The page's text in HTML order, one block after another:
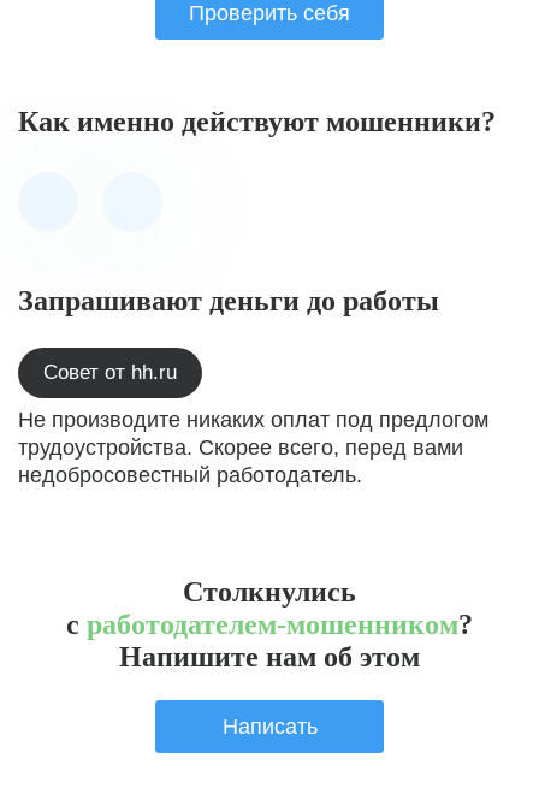
Проверить себя
Как именно действуют мошенники?
Запрашивают деньги до работы
Совет от hh.ru
Не производите никаких оплат под предлогом
трудоустройства. Скорее всего, перед вами
недобросовестный работодатель.
Столкнулись
с работодателем-мошенником?
Напишите нам об этом
Написать